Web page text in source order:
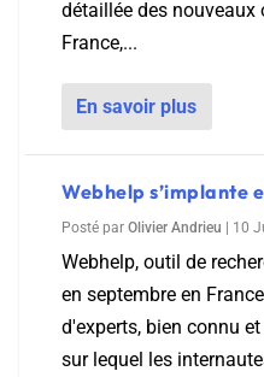
détaillée des nouveaux
France,...
En savoir plus
Webhelp s’implante
Posté par Olivier Andrieu 10
Webhelp, outil de
en septembre en
d'experts, bien connu
sur lequel les